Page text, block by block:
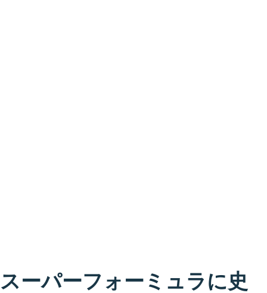
スーパーフォーミュラに史